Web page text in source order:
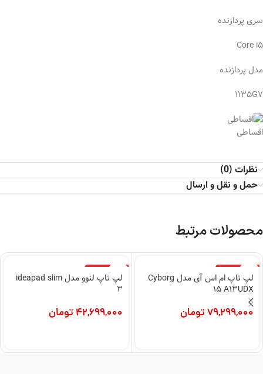
سری پردازنده
Core i۵
مدل پردازنده
۱۱۳۵G۷
اقساطی
نظرات (0)
حمل و نقل و ارسال
محصولات مرتبط
لپ تاپ ام اس آی مدل Cyborg
15 A13UDX
79,299,000تومان
لپ تاپ لنوو مدل ideapad slim
3
42,699,000 تومان